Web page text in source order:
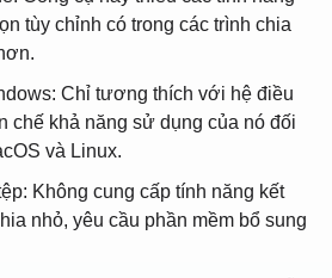
tùy chỉnh có trong các trình chia
Chỉ tương thích với hệ điều
chế khả năng sử dụng của nó đối
và Linux.
Không cung cấp tính năng kết
nhỏ, yêu cầu phần mềm bổ sung